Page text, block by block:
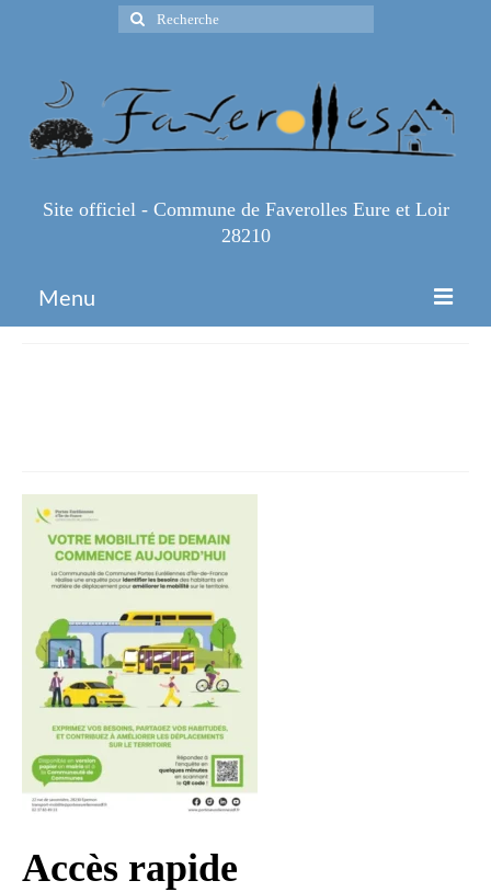
Rechercher
:
Site officiel - Commune de Faverolles Eure et Loir
28210
Menu
Infos règlementaires
Contact et horaires
Mon village
Mes démarches
Faverolles dans la presse
Faverolles Infos – Format
numérique
Séjourner à Faverolles
Accès rapide